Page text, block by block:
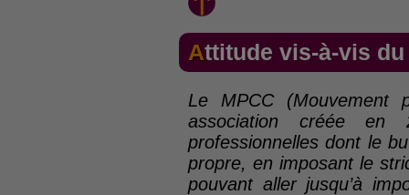
Attitude vis-à-vis
Le MPCC (Mouvement
association créée en
professionnelles dont le
propre, en imposant le
pouvant aller jusqu’à